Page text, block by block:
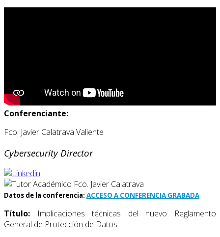
Conferenciante:
Fco. Javier Calatrava Valiente
Cybersecurity Director
Datos de la conferencia: ACCESO A CONFERENCIA GRABADA
Título:
Implicaciones técnicas del nuevo Reglamento
General de Protección de Datos